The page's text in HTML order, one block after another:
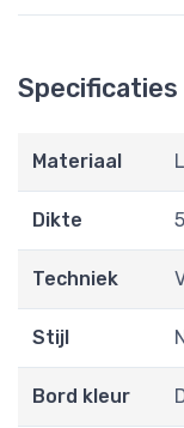
Specificaties
Materiaal
Dikte
Techniek
Stijl
Bord kleur